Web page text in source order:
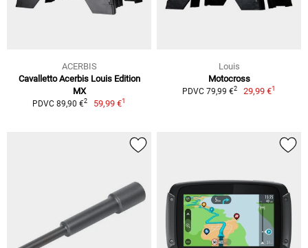
ACERBIS
Cavalletto Acerbis Louis Edition
MX
PDVC 89,90 €2 59,99 €1
Louis
Motocross
PDVC 79,99 €2 29,99 €1